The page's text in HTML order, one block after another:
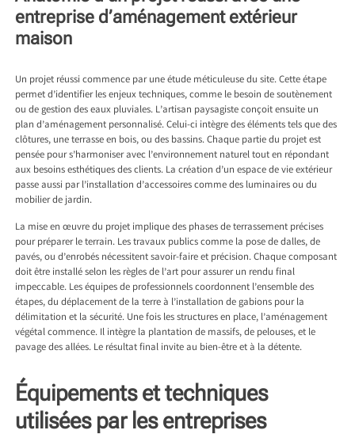
entreprise d’aménagement extérieur
maison
Un projet réussi commence par une étude méticuleuse du site. Cette étape
permet d’identifier les enjeux techniques, comme le besoin de soutènement
ou de gestion des eaux pluviales. L’artisan paysagiste conçoit ensuite un
plan d’aménagement personnalisé. Celui-ci intègre des éléments tels que des
clôtures, une terrasse en bois, ou des bassins. Chaque partie du projet est
pensée pour s’harmoniser avec l’environnement naturel tout en répondant
aux besoins esthétiques des clients. La création d’un espace de vie extérieur
passe aussi par l’installation d’accessoires comme des luminaires ou du
mobilier de jardin.
La mise en œuvre du projet implique des phases de terrassement précises
pour préparer le terrain. Les travaux publics comme la pose de dalles, de
pavés, ou d’enrobés nécessitent savoir-faire et précision. Chaque composant
doit être installé selon les règles de l’art pour assurer un rendu final
impeccable. Les équipes de professionnels coordonnent l’ensemble des
étapes, du déplacement de la terre à l’installation de gabions pour la
délimitation et la sécurité. Une fois les structures en place, l’aménagement
végétal commence. Il intègre la plantation de massifs, de pelouses, et le
pavage des allées. Le résultat final invite au bien-être et à la détente.
Équipements et techniques
utilisées par les entreprises